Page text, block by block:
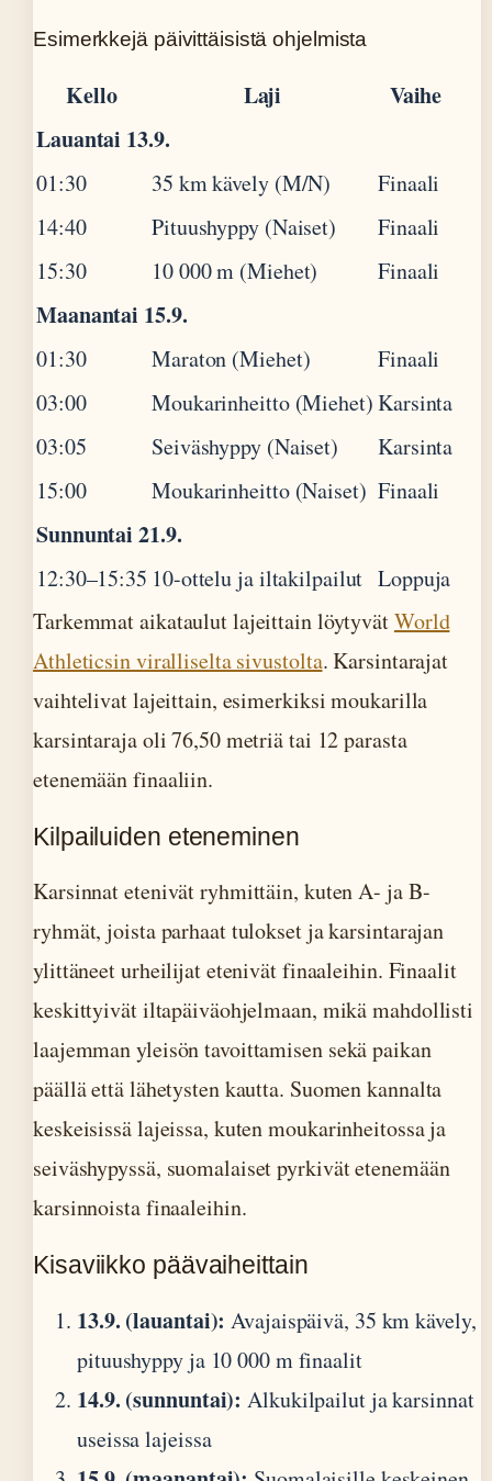
Esimerkkejä päivittäisistä ohjelmista
Kello Laji
Vaihe
Lauantai 13.9.
01:30 35 km kävely (M/N)
Finaali
14:40
Pituushyppy (Naiset)
Finaali
15:30
10 000 m (Miehet) Finaali
Maanantai 15.9.
01:30 Maraton (Miehet)
Finaali
03:00
Moukarinheitto (Miehet)Karsinta
03:05
Seiväshyppy (Naiset)
Karsinta
15:00
Moukarinheitto (Naiset) Finaali
Sunnuntai 21.9.
12:30–15:35 10-ottelu ja iltakilpailut Loppuja
Tarkemmat aikataulut lajeittain löytyvätWorld
Athleticsin viralliselta sivustolta. Karsintarajat
vaihtelivat lajeittain, esimerkiksi moukarilla
karsintaraja oli 76,50 metriä tai 12 parasta
etenemään finaaliin.
Kilpailuiden eteneminen
Karsinnat etenivät ryhmittäin, kuten A- ja B-
ryhmät, joista parhaat tulokset ja karsintarajan
ylittäneet urheilijat etenivät finaaleihin. Finaalit
keskittyivät iltapäiväohjelmaan, mikä mahdollisti
laajemman yleisön tavoittamisen sekä paikan
päällä että lähetysten kautta. Suomen kannalta
keskeisissä lajeissa, kuten moukarinheitossa ja
seiväshypyssä, suomalaiset pyrkivät etenemään
karsinnoista finaaleihin.
Kisaviikko päävaiheittain
13.9. (lauantai): Avajaispäivä, 35 km kävely,
pituushyppy ja 10 000 m finaalit
14.9. (sunnuntai): Alkukilpailut ja karsinnat
useissa lajeissa